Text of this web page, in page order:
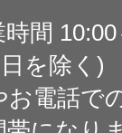
時間
を除く)
お電話で